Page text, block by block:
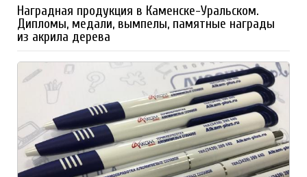
Наградная продукция в Каменске-Уральском.
Дипломы, медали, вымпелы, памятные награды
из акрила дерева